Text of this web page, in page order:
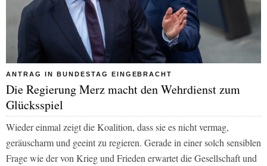
ANTRAG IN BUNDESTAG EINGEBRACHT
Die Regierung Merz macht den Wehrdienst zum
Glücksspiel
Wieder einmal zeigt die Koalition, dass sie es nicht vermag,
geräuscharm und geeint zu regieren. Gerade in einer solch sensiblen
Frage wie der von Krieg und Frieden erwartet die Gesellschaft und